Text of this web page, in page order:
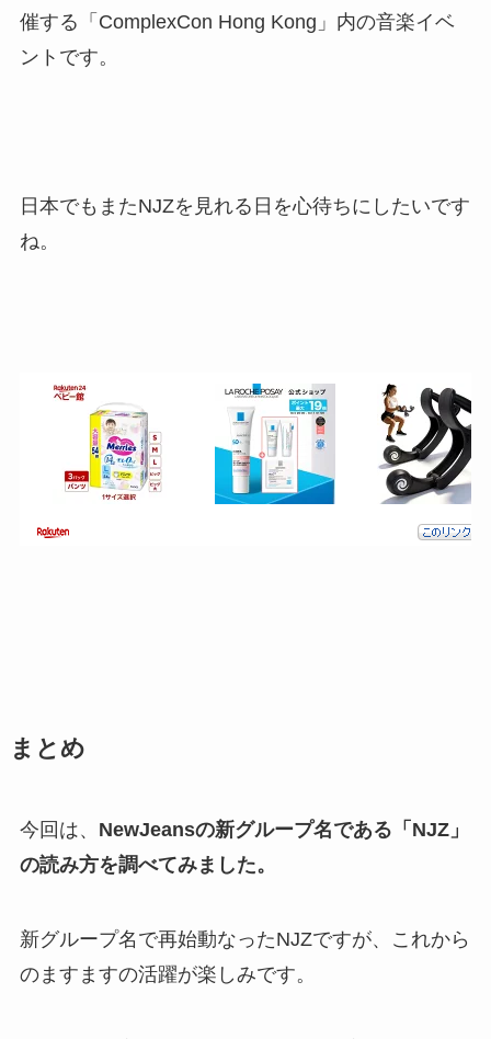
催する 「ComplexCon Hong Kong」内の音楽イベ
ントです。
日本でもまたNJZを見れる日を心待ちにしたいです
ね。
まとめ
今回は、 NewJeansの新グループ名である「NJZ」
の読み方を調べてみました。
新グループ名で再始動なったNJZですが、これから
のますますの活躍が楽しみです。